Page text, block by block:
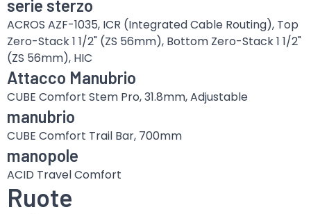
serie sterzo
ACROS AZF-1035, ICR (Integrated Cable Routing), Top
Zero-Stack 1 1/2" (ZS 56mm), Bottom Zero-Stack 1 1/2"
(ZS 56mm), HIC
Attacco Manubrio
CUBE Comfort Stem Pro, 31.8mm, Adjustable
manubrio
CUBE Comfort Trail Bar, 700mm
manopole
ACID Travel Comfort
Ruote